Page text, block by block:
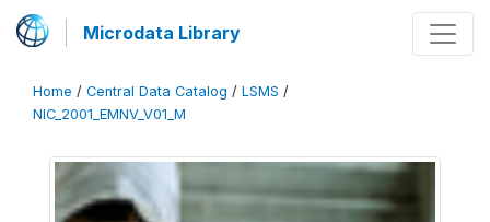
Microdata Library
Home / Central Data Catalog / LSMS /
NIC_2001_EMNV_V01_M